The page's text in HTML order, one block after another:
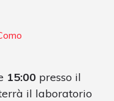
15:00 presso il
il laboratorio